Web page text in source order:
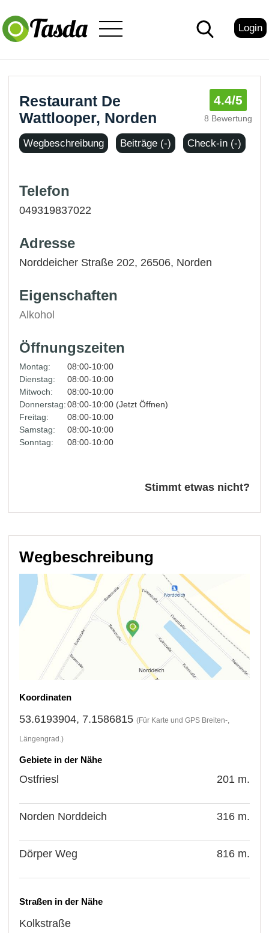
Login
Restaurant De
Wattlooper, Norden
4.4/5
8 Bewertung
Wegbeschreibung Beiträge (-) Check-in (-)
Telefon
049319837022
Adresse
Norddeicher Straße 202, 26506, Norden
Eigenschaften
Alkohol
Öffnungszeiten
Montag:
08:00-10:00
Dienstag:
08:00-10:00
Mitwoch:
08:00-10:00
Donnerstag: 08:00-10:00 (Jetzt Öffnen)
Freitag:
08:00-10:00
Samstag:
08:00-10:00
Sonntag:
08:00-10:00
Stimmt etwas nicht?
Wegbeschreibung
Koordinaten
53.6193904, 7.1586815 (Für Karte und GPS Breiten-,
Längengrad.)
Gebiete in der Nähe
Ostfriesl 201 m.
Norden Norddeich 316 m.
Dörper Weg 816 m.
Straßen in der Nähe
Kolkstraße